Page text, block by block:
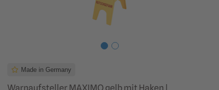
Made in Germany
Warnaufsteller MAXIMO gelb mit Haken |